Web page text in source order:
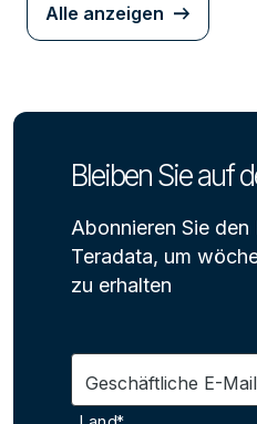
Alle anzeigen
Bleiben Sie auf
Abonnieren Sie den
Teradata, um
zu erhalten
Geschäftliche E-